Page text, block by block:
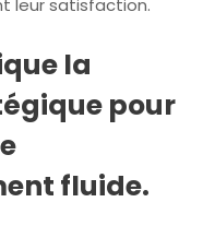
leur satisfaction.
la
pour
fluide.